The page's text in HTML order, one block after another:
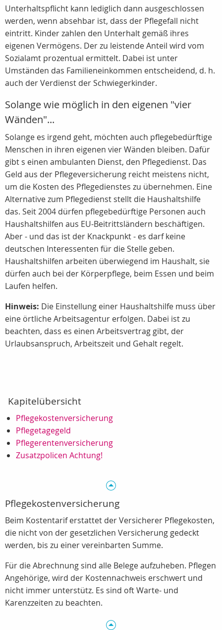
Unterhaltspflicht kann lediglich dann ausgeschlossen
werden, wenn absehbar ist, dass der Pflegefall nicht
eintritt. Kinder zahlen den Unterhalt gemäß ihres
eigenen Vermögens. Der zu leistende Anteil wird vom
Sozialamt prozentual ermittelt. Dabei ist unter
Umständen das Familieneinkommen entscheidend, d. h.
auch der Verdienst der Schwiegerkinder.
Solange wie möglich in den eigenen "vier
Wänden"...
Solange es irgend geht, möchten auch pflegebedürftige
Menschen in ihren eigenen vier Wänden bleiben. Dafür
gibt s einen ambulanten Dienst, den Pflegedienst. Das
Geld aus der Pflegeversicherung reicht meistens nicht,
um die Kosten des Pflegedienstes zu übernehmen. Eine
Alternative zum Pflegedienst stellt die Haushaltshilfe
das. Seit 2004 dürfen pflegebedürftige Personen auch
Haushaltshilfen aus EU-Beitrittsländern beschäftigen.
Aber - und das ist der Knackpunkt - es darf keine
deutschen Interessenten für die Stelle geben.
Haushaltshilfen arbeiten überwiegend im Haushalt, sie
dürfen auch bei der Körperpflege, beim Essen und beim
Laufen helfen.
Hinweis: Die Einstellung einer Haushaltshilfe muss über
eine örtliche Arbeitsagentur erfolgen. Dabei ist zu
beachten, dass es einen Arbeitsvertrag gibt, der
Urlaubsanspruch, Arbeitszeit und Gehalt regelt.
Kapitelübersicht
Pflegekostenversicherung
Pflegetagegeld
Pflegerentenversicherung
Zusatzpolicen Achtung!
Pflegekostenversicherung
Beim Kostentarif erstattet der Versicherer Pflegekosten,
die nicht von der gesetzlichen Versicherung gedeckt
werden, bis zu einer vereinbarten Summe.
Für die Abrechnung sind alle Belege aufzuheben. Pflegen
Angehörige, wird der Kostennachweis erschwert und
nicht immer unterstütz. Es sind oft Warte- und
Karenzzeiten zu beachten.